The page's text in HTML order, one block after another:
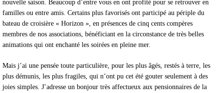
nouvelle saison. Beaucoup d’entre vous en ont profité pour se retrouver en
familles ou entre amis. Certains plus favorisés ont participé au périple du
bateau de croisière « Horizon », en présences de cinq cents compères
membres de nos associations, bénéficiant en la circonstance de très belles
animations qui ont enchanté les soirées en pleine mer.
Mais j’ai une pensée toute particulière, pour les plus âgés, restés à terre, les
plus démunis, les plus fragiles, qui n’ont pu cet été gouter seulement à des
joies simples. J’adresse un bonjour très affectueux aux pensionnaires de la